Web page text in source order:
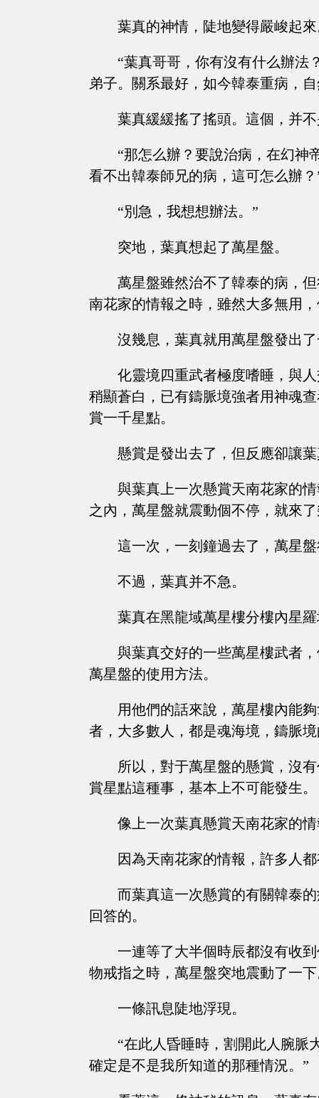
葉真的神情，陡地變得嚴峻起
“葉真哥哥，你有沒有什么辦法
弟子。關系最好，如今韓泰重病，
葉真緩緩搖了搖頭。這個，并
“那怎么辦？要說治病，在幻神
看不出韓泰師兄的病，這可怎么辦
“別急，我想想辦法。”
突地，葉真想起了萬星盤。
萬星盤雖然治不了韓泰的病，
南花家的情報之時，雖然大多無用
沒幾息，葉真就用萬星盤發出
化靈境四重武者極度嗜睡，與
稍顯蒼白，已有鑄脈境強者用神魂
賞一千星點。
懸賞是發出去了，但反應卻讓
與葉真上一次懸賞天南花家的
之內，萬星盤就震動個不停，就來
這一次，一刻鐘過去了，萬星
不過，葉真并不急。
葉真在黑龍域萬星樓分樓內星
與葉真交好的一些萬星樓武者
萬星盤的使用方法。
用他們的話來說，萬星樓內能
者，大多數人，都是魂海境，鑄脈
所以，對于萬星盤的懸賞，沒
賞星點這種事，基本上不可能發生。
像上一次葉真懸賞天南花家的
因為天南花家的情報，許多人
而葉真這一次懸賞的有關韓泰
回答的。
一連等了大半個時辰都沒有收
物戒指之時，萬星盤突地震動了一
一條訊息陡地浮現。
“在此人昏睡時，割開此人腕脈
確定是不是我所知道的那種情況。”